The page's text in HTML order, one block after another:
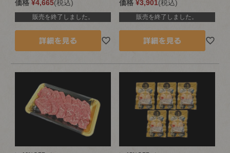
価格 ¥4,665 税込
販売を終了しました。
価格 ¥3,901 税込
販売を終了しました。